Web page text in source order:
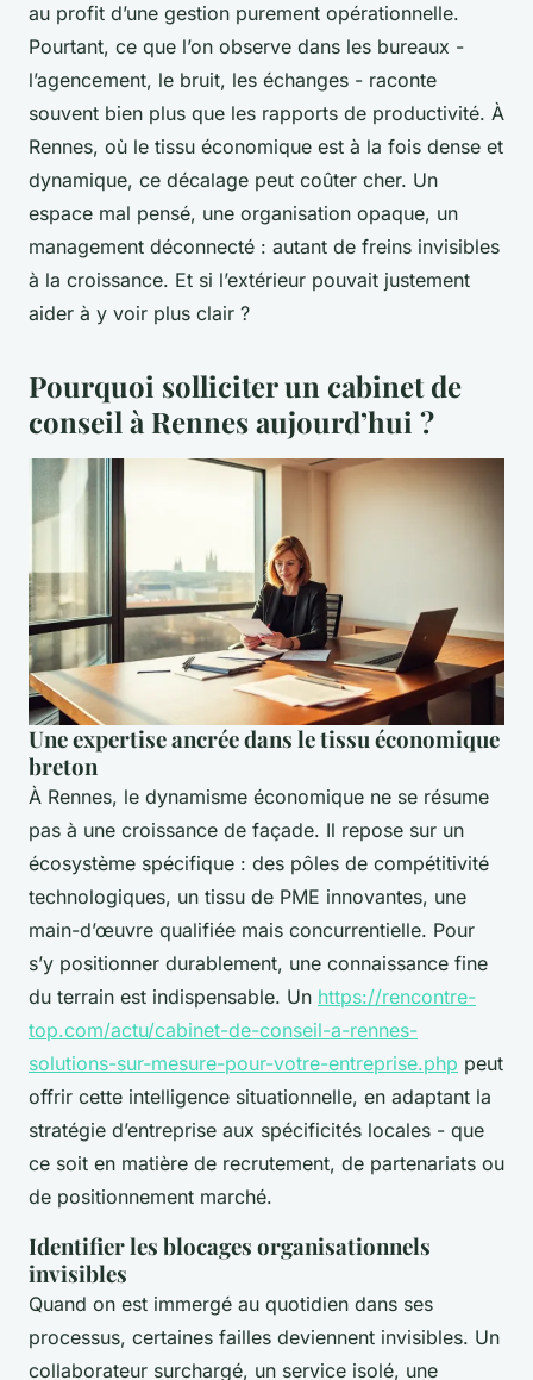
au profit d’une gestion purement opérationnelle.
Pourtant, ce que l’on observe dans les bureaux -
l’agencement, le bruit, les échanges - raconte
souvent bien plus que les rapports de productivité. À
Rennes, où le tissu économique est à la fois dense et
dynamique, ce décalage peut coûter cher. Un
espace mal pensé, une organisation opaque, un
management déconnecté : autant de freins invisibles
à la croissance. Et si l’extérieur pouvait justement
aider à y voir plus clair ?
Pourquoi solliciter un cabinet de
conseil à Rennes aujourd’hui ?
Une expertise ancrée dans le tissu économique
breton
À Rennes, le dynamisme économique ne se résume
pas à une croissance de façade. Il repose sur un
écosystème spécifique : des pôles de compétitivité
technologiques, un tissu de PME innovantes, une
main-d’œuvre qualifiée mais concurrentielle. Pour
s’y positionner durablement, une connaissance fine
du terrain est indispensable. Un https://rencontre-
top.com/actu/cabinet-de-conseil-a-rennes-
solutions-sur-mesure-pour-votre-entreprise.php peut
offrir cette intelligence situationnelle, en adaptant la
stratégie d’entreprise aux spécificités locales - que
ce soit en matière de recrutement, de partenariats ou
de positionnement marché.
Identifier les blocages organisationnels
invisibles
Quand on est immergé au quotidien dans ses
processus, certaines failles deviennent invisibles. Un
collaborateur surchargé, un service isolé, une